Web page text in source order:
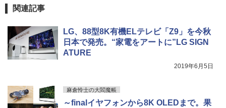
関連記事
LG、88型8K有機ELテレビ「Z9」を今秋
日本で発売。“家電をアートに”LG SIGN
ATURE
2019年6月5日
麻倉怜士の大閻魔帳
～finalイヤフォンから8K OLEDまで。果